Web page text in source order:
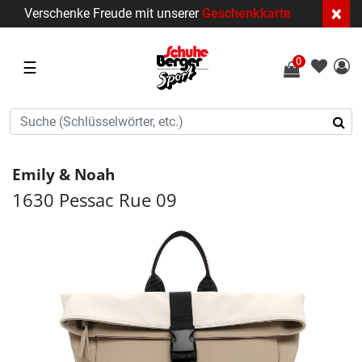
Verschenke Freude mit unsererGeschenkkarte ×
☰ 0
Emily & Noah
1630 Pessac Rue 09